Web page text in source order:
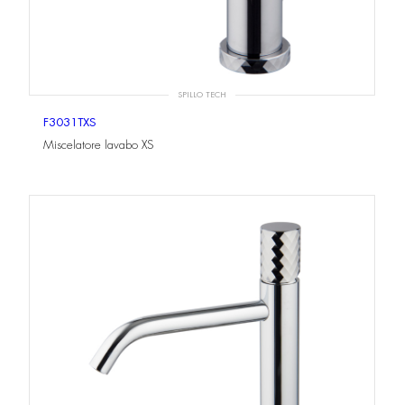
SPILLO TECH
F3031TXS
Miscelatore lavabo XS